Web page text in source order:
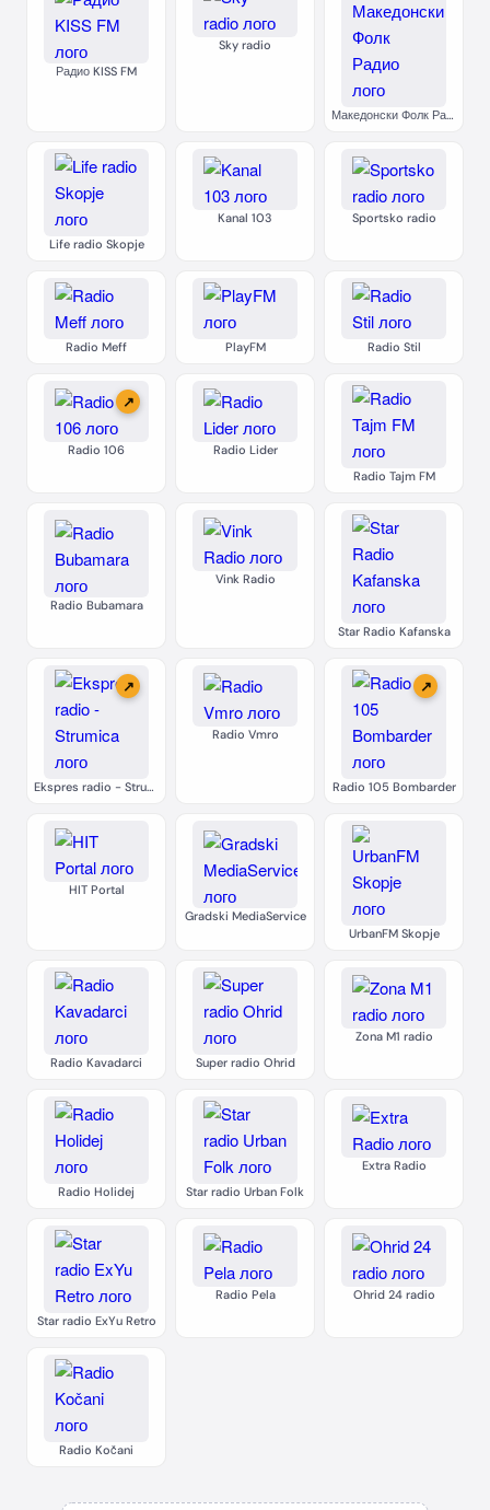
Радио KISS FM
Sky radio
Македонски Фолк Радио
Life radio Skopje
Kanal 103 Sportsko radio
Radio Meff PlayFM Radio Stil
↗
Radio 106
Radio Lider
Radio Tajm FM
Radio Bubamara
Vink Radio
Star Radio Kafanska
↗
Ekspres radio - Strumica
Radio Vmro
↗
Radio 105 Bombarder
HIT Portal
Gradski MediaService
UrbanFM Skopje
Radio Kavadarci Super radio Ohrid
Zona M1 radio
Radio Holidej Star radio Urban Folk
Extra Radio
Star radio ExYu Retro
Radio Pela Ohrid 24 radio
Radio Kočani